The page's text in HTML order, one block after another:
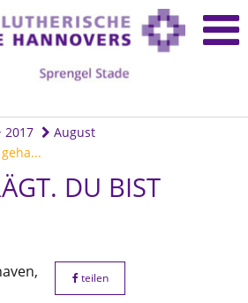
2017
August
DU BIST
teilen